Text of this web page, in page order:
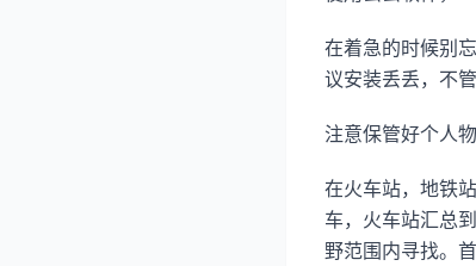
在着急的时候别
议安装丢丢，不
注意保管好个人
在火车站，地铁
车，火车站汇总
野范围内寻找。